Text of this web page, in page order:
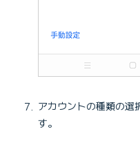
アカウントの種類の選
す。